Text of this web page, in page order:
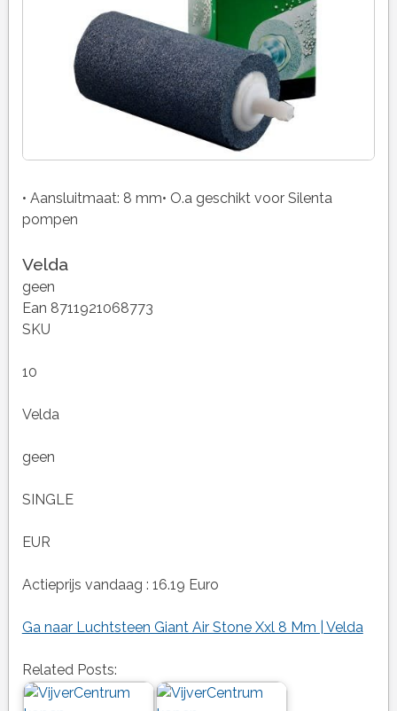
• Aansluitmaat: 8 mm• O.a geschikt voor Silenta
pompen
Velda
geen
Ean 8711921068773
SKU
10
Velda
geen
SINGLE
EUR
Actieprijs vandaag : 16.19 Euro
Ga naar Luchtsteen Giant Air Stone Xxl 8 Mm | Velda
Related Posts: